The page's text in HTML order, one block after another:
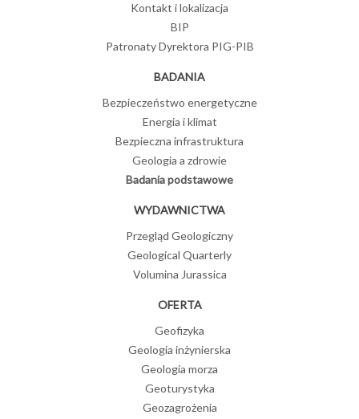
Kontakt i lokalizacja
BIP
Patronaty Dyrektora PIG-PIB
BADANIA
Bezpieczeństwo energetyczne
Energia i klimat
Bezpieczna infrastruktura
Geologia a zdrowie
Badania podstawowe
WYDAWNICTWA
Przegląd Geologiczny
Geological Quarterly
Volumina Jurassica
OFERTA
Geofizyka
Geologia inżynierska
Geologia morza
Geoturystyka
Geozagrożenia